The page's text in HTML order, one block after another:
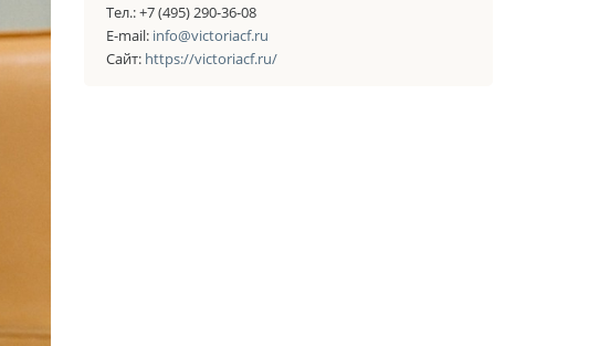
Тел.: +7 (495) 290-36-08
E-mail: info@victoriacf.ru
Сайт: https://victoriacf.ru/